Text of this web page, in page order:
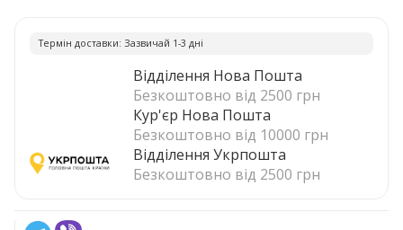
Термiн доставки: Зазвичай 1-3 днi
Відділення Нова Пошта
Безкоштовно від 2500 грн
Кур'єр Нова Пошта
Безкоштовно від 10000 грн
Відділення Укрпошта
Безкоштовно від 2500 грн